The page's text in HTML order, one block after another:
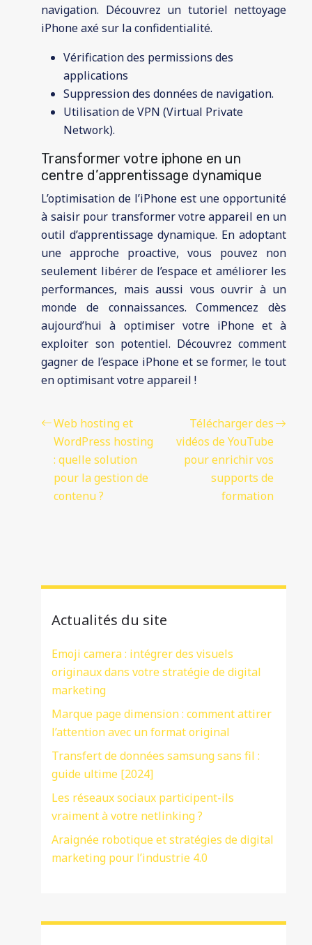
navigation. Découvrez un tutoriel nettoyage
iPhone axé sur la confidentialité.
Vérification des permissions des
applications
Suppression des données de navigation.
Utilisation de VPN (Virtual Private
Network).
Transformer votre iphone en un
centre d’apprentissage dynamique
L’optimisation de l’iPhone est une opportunité
à saisir pour transformer votre appareil en un
outil d’apprentissage dynamique. En adoptant
une approche proactive, vous pouvez non
seulement libérer de l’espace et améliorer les
performances, mais aussi vous ouvrir à un
monde de connaissances. Commencez dès
aujourd’hui à optimiser votre iPhone et à
exploiter son potentiel. Découvrez comment
gagner de l’espace iPhone et se former, le tout
en optimisant votre appareil !
Web hosting et
WordPress hosting
: quelle solution
pour la gestion de
contenu ?
Télécharger des
vidéos de YouTube
pour enrichir vos
supports de
formation
Actualités du site
Emoji camera : intégrer des visuels
originaux dans votre stratégie de digital
marketing
Marque page dimension : comment attirer
l’attention avec un format original
Transfert de données samsung sans fil :
guide ultime [2024]
Les réseaux sociaux participent-ils
vraiment à votre netlinking ?
Araignée robotique et stratégies de digital
marketing pour l’industrie 4.0